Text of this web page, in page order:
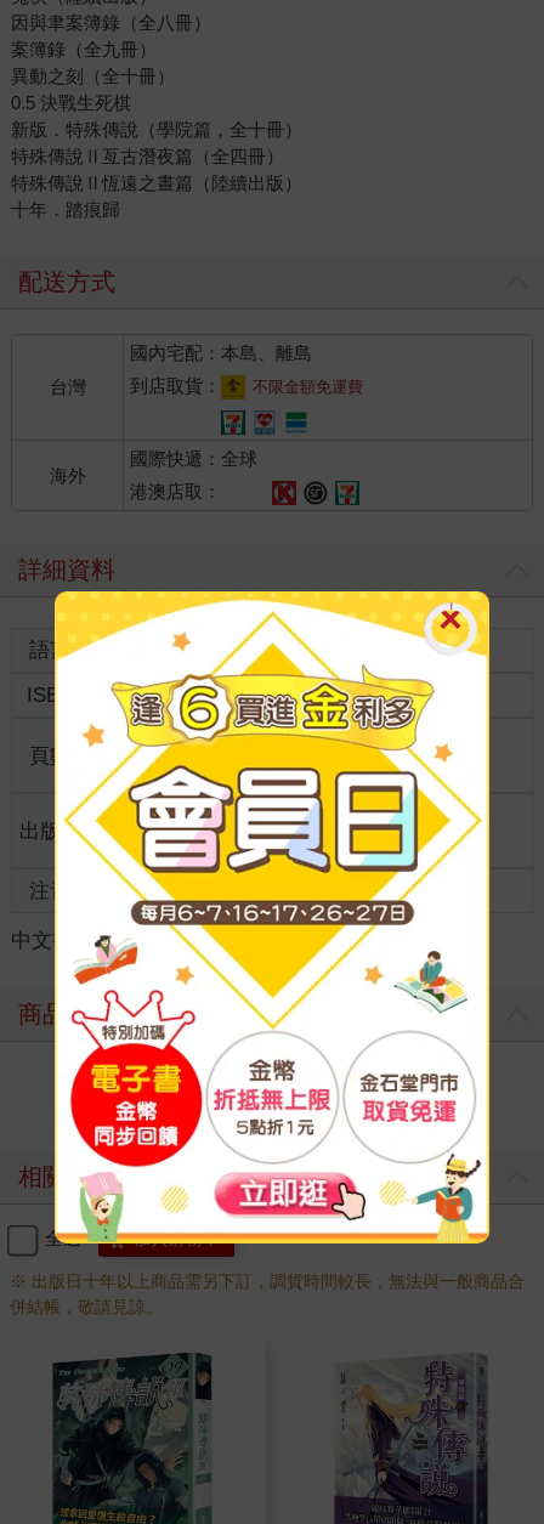
因與聿案簿錄（全八冊）
案簿錄（全九冊）
異動之刻（全十冊）
0.5 決戰生死棋
新版．特殊傳說（學院篇，全十冊）
特殊傳說Ⅱ亙古潛夜篇（全四冊）
特殊傳說Ⅱ恆遠之晝篇（陸續出版）
十年．踏痕歸
配送方式
台灣
國內宅配：本島、離島
到店取貨：
不限金額免運費
海外
國際快遞：全球
港澳店取：
詳細資料
語言 中文繁體 裝訂
紙本平裝
ISBN
4715243776631 分級 普通級
頁數
商品規
格
9*13
出版地 台灣
適讀年
齡
全齡適讀
注音
中文書 ＞ 輕小說 ＞ ＞ 華文原創精品
商品評價
寫評價
相關商品
全選 加入購物車
※ 出版日十年以上商品需另下訂，調貨時間較長，無法與一般商品合
併結帳，敬請見諒。